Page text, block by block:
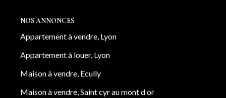
NOS ANNONCES
Appartement à vendre, Lyon
Appartement à louer, Lyon
Maison à vendre, Ecully
Maison à vendre, Saint cyr au mont d or